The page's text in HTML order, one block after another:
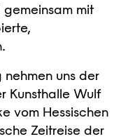
mit
uns der
Kunsthalle Wulf
vom Hessischen
Zeitreise der